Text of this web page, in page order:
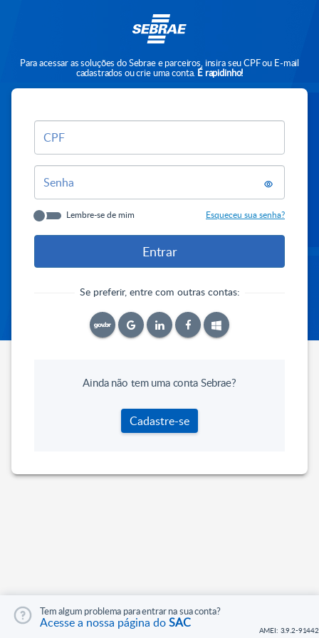
Para acessar as soluções do Sebrae e parceiros, insira seu CPF ou E-mail
cadastrados ou crie uma conta. É rapidinho!
CPF
Senha
Lembre-se de mim Esqueceu sua senha?
Se preferir, entre com outras contas:
Tem algum problema para entrar na sua conta?
Acesse a nossa página doSAC
Ainda não tem uma conta Sebrae?
Cadastre-se
AMEI: 3.9.2-91442